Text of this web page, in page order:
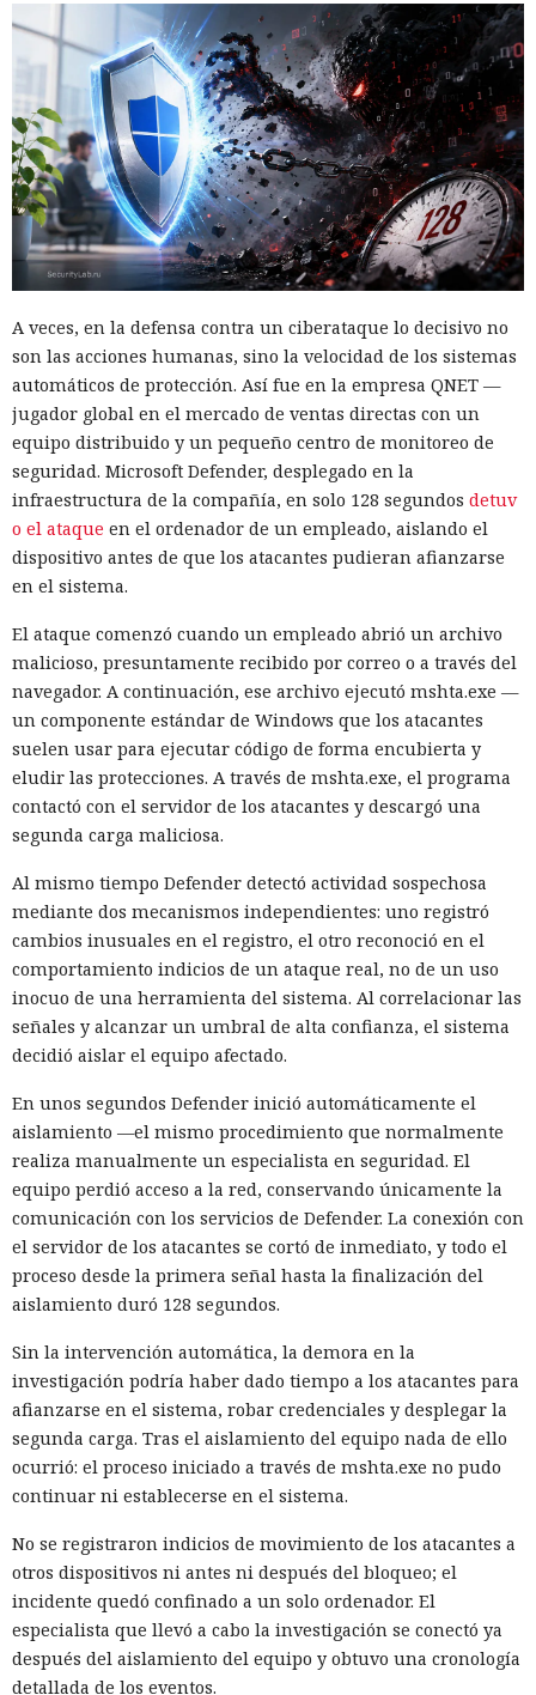
A veces, en la defensa contra un ciberataque lo decisivo no
son las acciones humanas, sino la velocidad de los sistemas
automáticos de protección. Así fue en la empresa QNET —
jugador global en el mercado de ventas directas con un
equipo distribuido y un pequeño centro de monitoreo de
seguridad. Microsoft Defender, desplegado en la
infraestructura de la compañía, en solo 128 segundos detuv
o el ataque en el ordenador de un empleado, aislando el
dispositivo antes de que los atacantes pudieran afianzarse
en el sistema.
El ataque comenzó cuando un empleado abrió un archivo
malicioso, presuntamente recibido por correo o a través del
navegador. A continuación, ese archivo ejecutó mshta.exe —
un componente estándar de Windows que los atacantes
suelen usar para ejecutar código de forma encubierta y
eludir las protecciones. A través de mshta.exe, el programa
contactó con el servidor de los atacantes y descargó una
segunda carga maliciosa.
Al mismo tiempo Defender detectó actividad sospechosa
mediante dos mecanismos independientes: uno registró
cambios inusuales en el registro, el otro reconoció en el
comportamiento indicios de un ataque real, no de un uso
inocuo de una herramienta del sistema. Al correlacionar las
señales y alcanzar un umbral de alta confianza, el sistema
decidió aislar el equipo afectado.
En unos segundos Defender inició automáticamente el
aislamiento —el mismo procedimiento que normalmente
realiza manualmente un especialista en seguridad. El
equipo perdió acceso a la red, conservando únicamente la
comunicación con los servicios de Defender. La conexión con
el servidor de los atacantes se cortó de inmediato, y todo el
proceso desde la primera señal hasta la finalización del
aislamiento duró 128 segundos.
Sin la intervención automática, la demora en la
investigación podría haber dado tiempo a los atacantes para
afianzarse en el sistema, robar credenciales y desplegar la
segunda carga. Tras el aislamiento del equipo nada de ello
ocurrió: el proceso iniciado a través de mshta.exe no pudo
continuar ni establecerse en el sistema.
No se registraron indicios de movimiento de los atacantes a
otros dispositivos ni antes ni después del bloqueo; el
incidente quedó confinado a un solo ordenador. El
especialista que llevó a cabo la investigación se conectó ya
después del aislamiento del equipo y obtuvo una cronología
detallada de los eventos.